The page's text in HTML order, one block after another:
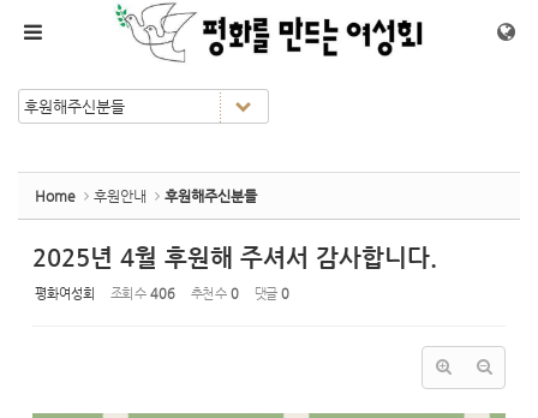
Home 후원안내 후원해주신분들
2025년 4월 후원해 주셔서 감사합니다.
평화여성회 조회 수 406 추천 수 0 댓글 0